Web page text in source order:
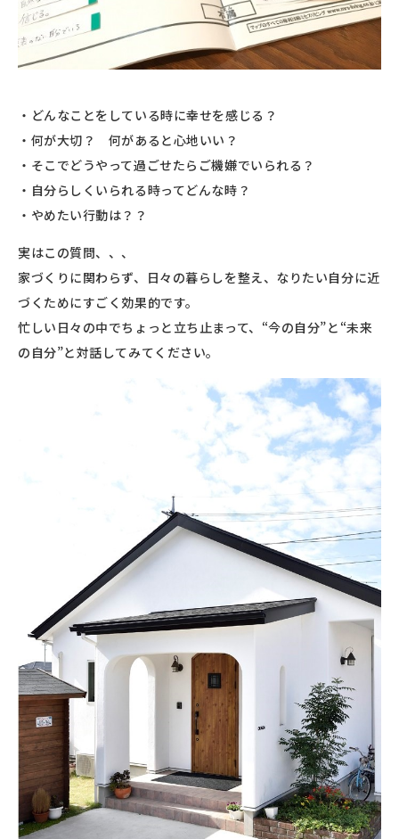
・どんなことをしている時に幸せを感じる？
・何が大切？ 何があると心地いい？
・そこでどうやって過ごせたらご機嫌でいられる？
・自分らしくいられる時ってどんな時？
・やめたい行動は？？
実はこの質問、、、
家づくりに関わらず、日々の暮らしを整え、なりたい自分に近
づくためにすごく効果的です。
忙しい日々の中でちょっと立ち止まって、“今の自分”と“未来
の自分”と対話してみてください。